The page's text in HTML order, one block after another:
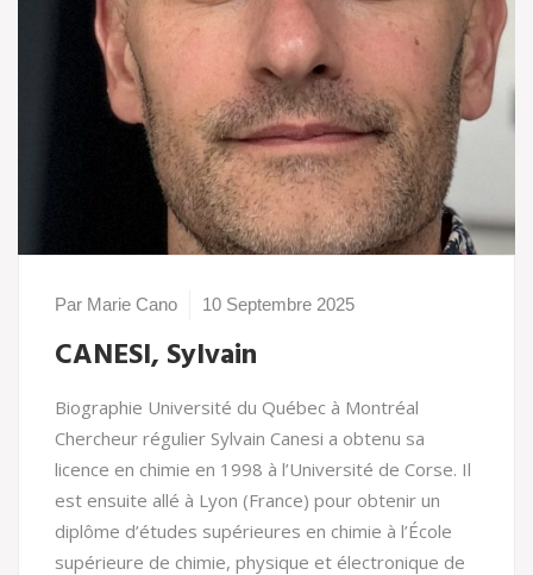
Par Marie Cano 10 Septembre 2025
CANESI, Sylvain
Biographie Université du Québec à Montréal
Chercheur régulier Sylvain Canesi a obtenu sa
licence en chimie en 1998 à l’Université de Corse. Il
est ensuite allé à Lyon (France) pour obtenir un
diplôme d’études supérieures en chimie à l’École
supérieure de chimie, physique et électronique de